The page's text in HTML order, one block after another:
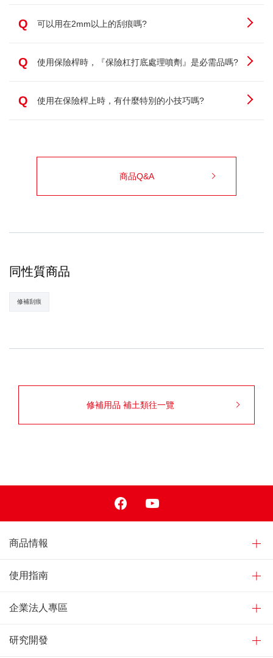
Q 可以用在2mm以上的刮痕嗎?
Q 使用保險桿時，『保險杠打底處理噴劑』是必需品嗎?
Q 使用在保險桿上時，有什麼特別的小技巧嗎?
商品Q&A
同性質商品
修補刮痕
修補用品 補土類往一覽
商品情報
使用指南
企業法人專區
研究開發